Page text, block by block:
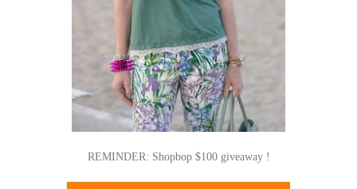
REMINDER: Shopbop $100 giveaway !